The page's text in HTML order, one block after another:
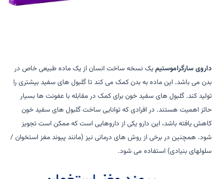
داروی سارگراموستیمیک نسخه ساخت انسان از یک ماده طبیعی خاص در
بدن می باشد. این ماده به بدن کمک می کند تا گلبول های سفید بیشتری را
تولید کند. گلبول های سفید خون برای کمک در مقابله با عفونت ها بسیار
حائز اهمیت هستند. در افرادی که توانایی ساخت گلبول های سفید خون
کاهش یافته باشد، این دارو یکی از داروهایی است که ممکن است تجویز
شود. همچنین در برخی از روش های درمانی نیز (مانند پیوند مغز استخوان /
سلولهای بنیادی) استفاده می شود.